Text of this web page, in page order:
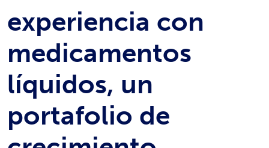
experiencia con
medicamentos
líquidos, un
portafolio de